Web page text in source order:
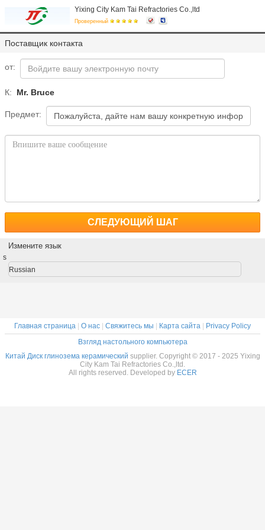
Yixing City Kam Tai Refractories Co.,ltd
Проверенный
Поставщик контакта
от:
К: Mr. Bruce
Предмет:
СЛЕДУЮЩИЙ ШАГ
Измените язык
s
Russian
Главная страница О нас Свяжитесь мы Карта сайта
Privacy Policy
Взгляд настольного компьютера
Китай Диск глинозема керамический supplier. Copyright © 2017 - 2025 Yixing
City Kam Tai Refractories Co.,ltd.
All rights reserved. Developed by ECER